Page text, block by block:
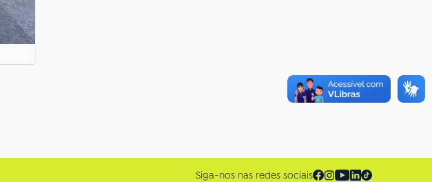
Siga-nos nas redes sociais